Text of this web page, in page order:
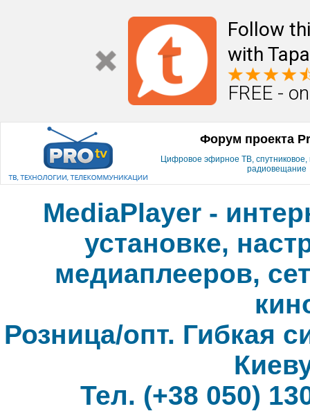
Follow
with
FREE -
Форум проекта
Цифровое эфирное ТВ, спутниковое,
радиовещание
MediaPlayer -
установке,
медиаплееров,
Розница/опт. Гибкая
Тел. (+38 050)